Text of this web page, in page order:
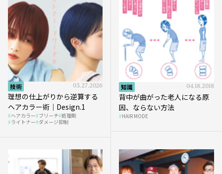
技術 03.27.2026
理想の仕上がりから逆算する
ヘアカラー術｜Design.1
ヘアカラー ブリーチ 処理剤
ライトナー ダメージ抑制
知識 04.18.2018
背中が曲がった老人になる原
因、ならない方法
HAIR MODE